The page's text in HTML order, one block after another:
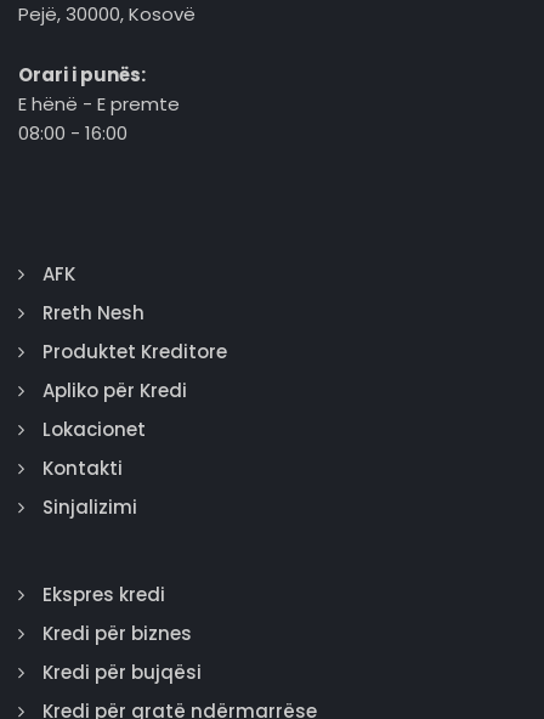
Pejë, 30000, Kosovë
Orari i punës:
E hënë - E premte
08:00 - 16:00
AFK
Rreth Nesh
Produktet Kreditore
Apliko për Kredi
Lokacionet
Kontakti
Sinjalizimi
Ekspres kredi
Kredi për biznes
Kredi për bujqësi
Kredi për gratë ndërmarrëse